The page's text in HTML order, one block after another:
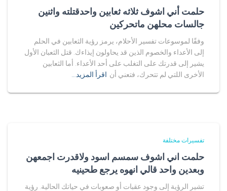
حلمت أني اشوف ثلاثه ثعابين واحدقتلته واثنين
جالسات محلهن ماتحركين
وفقًا لموسوعات تفسير الأحلام، يرمز رؤية الثعابين في الحلم
إلى الأعداء والخصوم الذين قد يحاولون إيذاءك. قتل الثعبان الأول
يشير إلى قدرتك على التغلب على أحد الأعداء. أما الثعابين
الأخرى اللتي لم تتحرك، فتعني أن اقرأ المزيد…
تفسيرات مختلفة
حلمت اني اشوف سمسم اسود ولاقدرت اجمعهن
وبعدين واحد قالي انهوه يرجع طحينيه
تشير الرؤية إلى وجود عقبات أو صعوبات في حياتك الحالية. رؤية